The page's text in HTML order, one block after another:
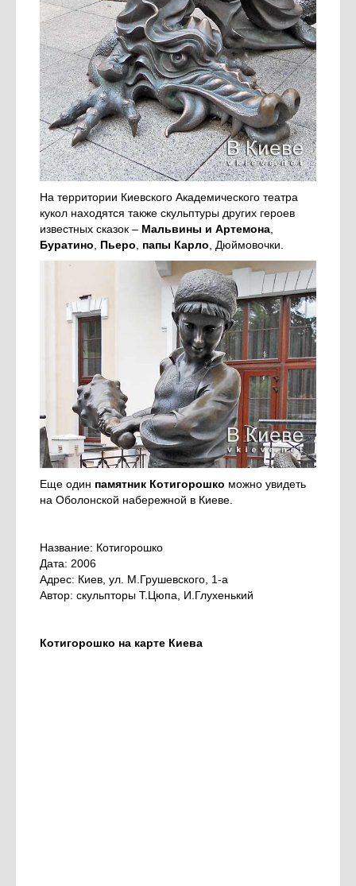
На территории Киевского Академического театра
кукол находятся также скульптуры других героев
известных сказок – Мальвины и Артемона,
Буратино, Пьеро, папы Карло, Дюймовочки.
Еще один памятник Котигорошко можно увидеть
на Оболонской набережной в Киеве.
Название: Котигорошко
Дата: 2006
Адрес: Киев, ул. М.Грушевского, 1-а
Автор: скульпторы Т.Цюпа, И.Глухенький
Котигорошко на карте Киева